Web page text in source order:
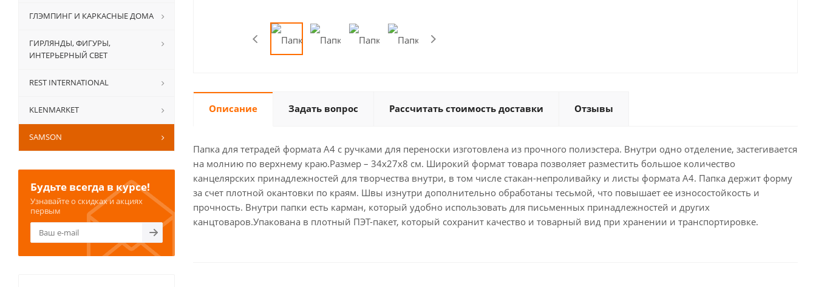
Описание Задать вопрос Рассчитать стоимость доставки Отзывы
Папка для тетрадей формата А4 с ручками для переноски изготовлена из прочного полиэстера. Внутри одно отделение, застегивается
на молнию по верхнему краю.Размер – 34х27х8 см. Широкий формат товара позволяет разместить большое количество
канцелярских принадлежностей для творчества внутри, в том числе стакан-непроливайку и листы формата А4. Папка держит форму
за счет плотной окантовки по краям. Швы изнутри дополнительно обработаны тесьмой, что повышает ее износостойкость и
прочность. Внутри папки есть карман, который удобно использовать для письменных принадлежностей и других
канцтоваров.Упакована в плотный ПЭТ-пакет, который сохранит качество и товарный вид при хранении и транспортировке.
ГЛЭМПИНГ И КАРКАСНЫЕ ДОМА
ГИРЛЯНДЫ, ФИГУРЫ,
ИНТЕРЬЕРНЫЙ СВЕТ
REST INTERNATIONAL
KLENMARKET
SAMSON
Будьте всегда в курсе!
Узнавайте о скидках и акциях
первым